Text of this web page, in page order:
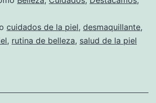
cuidados de la piel, desmaquillante,
, rutina de belleza, salud de la piel